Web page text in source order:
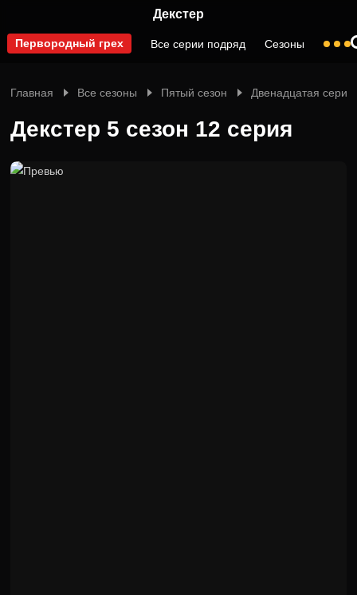
Декстер
Первородный грех Все серии подряд Сезоны
Главная Все сезоны Пятый сезон Двенадцатая серия
Декстер 5 сезон 12 серия